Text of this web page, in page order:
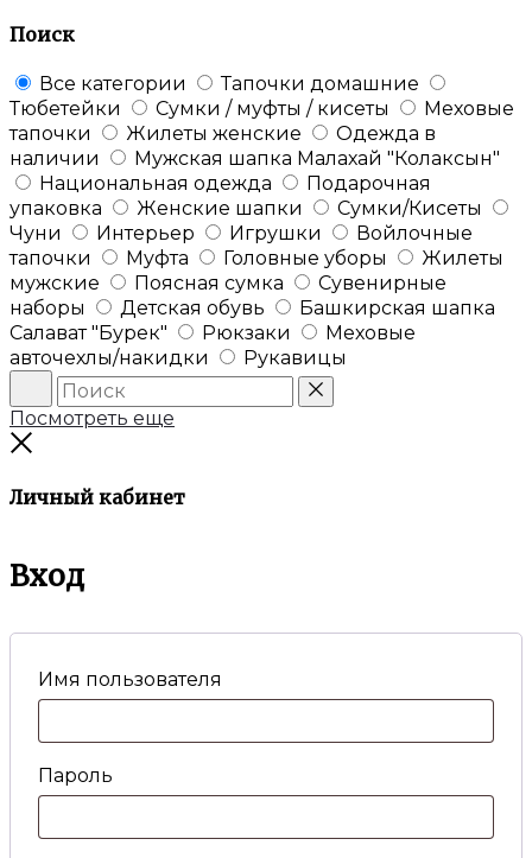
Поиск
Все категории
Тапочки домашние
Тюбетейки
Сумки / муфты / кисеты
Меховые
тапочки
Жилеты женские
Одежда в
наличии
Мужская шапка Малахай "Колаксын"
Национальная одежда
Подарочная
упаковка
Женские шапки
Сумки/Кисеты
Чуни
Интерьер Игрушки
Войлочные
тапочки
Муфта Головные уборы
Жилеты
мужские
Поясная сумка
Сувенирные
наборы
Детская обувь
Башкирская шапка
Салават "Бурек"
Рюкзаки
Меховые
авточехлы/накидки
Рукавицы
Поиск Сброс
Посмотреть еще
Личный кабинет
Вход
Имя пользователя
Пароль